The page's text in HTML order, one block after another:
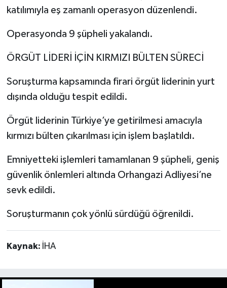
katılımıyla eş zamanlı operasyon düzenlendi.
Operasyonda 9 şüpheli yakalandı.
ÖRGÜT LİDERİ İÇİN KIRMIZI BÜLTEN SÜRECİ
Soruşturma kapsamında firari örgüt liderinin yurt
dışında olduğu tespit edildi.
Örgüt liderinin Türkiye’ye getirilmesi amacıyla
kırmızı bülten çıkarılması için işlem başlatıldı.
Emniyetteki işlemleri tamamlanan 9 şüpheli, geniş
güvenlik önlemleri altında Orhangazi Adliyesi’ne
sevk edildi.
Soruşturmanın çok yönlü sürdüğü öğrenildi.
Kaynak: İHA